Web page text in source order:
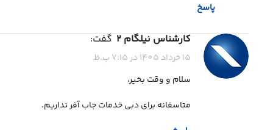
پاسخ
کارشناس نیلگام 2 گفت:
15 خرداد 1405 در 7:15 ب.ظ
سلام و وقت بخیر،
متاسفانه برای دبی خدمات جاب آفر نداریم.